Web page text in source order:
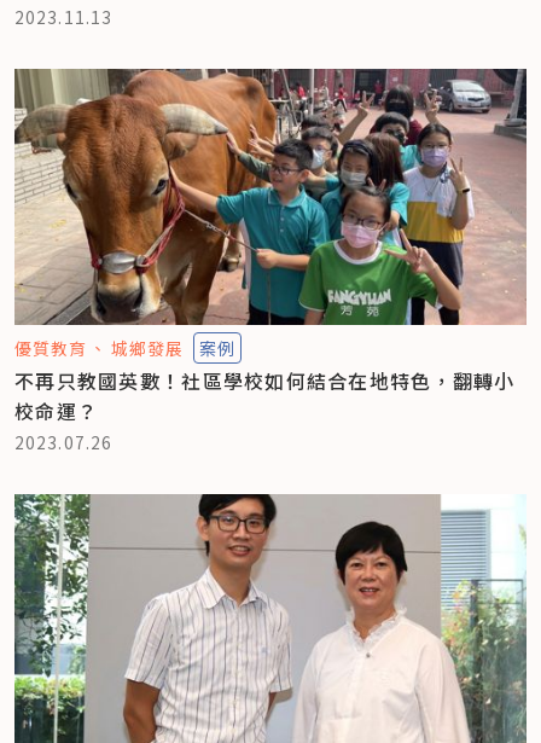
2023.11.13
優質教育 城鄉發展 案例
不再只教國英數！社區學校如何結合在地特色，翻轉小
校命運？
2023.07.26